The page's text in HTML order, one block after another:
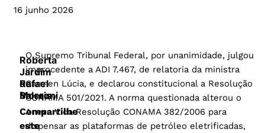
16 junho 2026
O Supremo Tribunal Federal, por unanimidade, julgou
improcedente a ADI 7.467, de relatoria da ministra
Cármen Lúcia, e declarou constitucional a Resolução
CONAMA 501/2021. A norma questionada alterou o
Anexo V da Resolução CONAMA 382/2006 para
dispensar as plataformas de petróleo eletrificadas,
Rafael
Baleroni
Roberta
Jardim
de
Morais
Compartilhe
este